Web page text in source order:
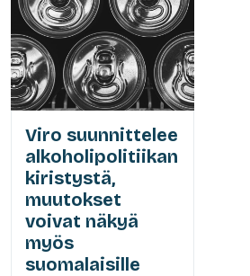
Viro suunnittelee
alkoholipolitiikan
kiristystä,
muutokset
voivat näkyä
myös
suomalaisille